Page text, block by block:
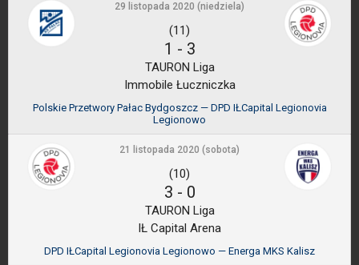
29 listopada 2020 (niedziela)
(11)
1 - 3
TAURON Liga
Immobile Łuczniczka
Polskie Przetwory Pałac Bydgoszcz — DPD IŁCapital Legionovia
Legionowo
21 listopada 2020 (sobota)
(10)
3 - 0
TAURON Liga
IŁ Capital Arena
DPD IŁCapital Legionovia Legionowo — Energa MKS Kalisz